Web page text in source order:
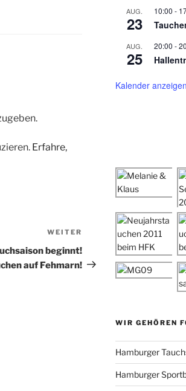
Erfahre,
Nächster
Beitrag
WEITER
beginnt!
auf Fehmarn!
AUG.
23
10:00 -
AUG.
25
20:00 -
Kalender anzeigen
WIR GEHÖREN
Hamburger
Hamburger